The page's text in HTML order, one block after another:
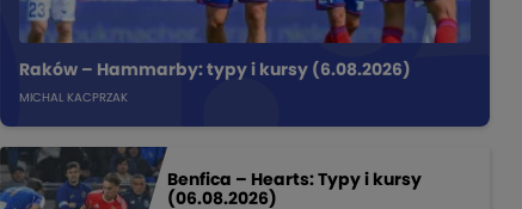
Raków – Hammarby: typy i kursy (6.08.2026)
MICHAL KACPRZAK
Benfica – Hearts: Typy i kursy
(06.08.2026)